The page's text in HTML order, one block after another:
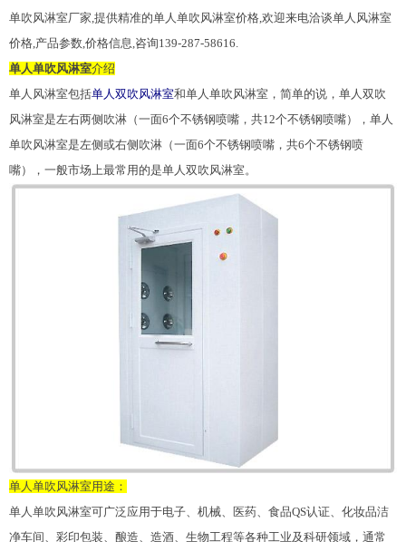
单吹风淋室厂家,提供精准的单人单吹风淋室价格,欢迎来电洽谈单人风淋室
价格,产品参数,价格信息,咨询139-287-58616.
单人单吹风淋室介绍
单人风淋室包括单人双吹风淋室和单人单吹风淋室，简单的说，单人双吹
风淋室是左右两侧吹淋（一面6个不锈钢喷嘴，共12个不锈钢喷嘴），单人
单吹风淋室是左侧或右侧吹淋（一面6个不锈钢喷嘴，共6个不锈钢喷
嘴），一般市场上最常用的是单人双吹风淋室。
单人单吹风淋室用途：
单人单吹风淋室可广泛应用于电子、机械、医药、食品QS认证、化妆品洁
净车间、彩印包装、酿造、造酒、生物工程等各种工业及科研领域，通常